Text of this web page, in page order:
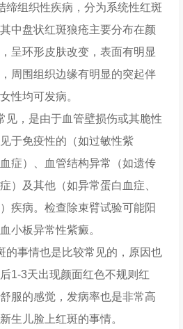
缔组织性疾病，分为系统性红斑
中盘状红斑狼疮主要分布在颜
呈环形皮肤改变，表面有明显
周围组织边缘有明显的突起伴
性均可发病。
，是由于血管壁损伤或其脆性
于免疫性的（如过敏性紫
症）、血管结构异常（如遗传
）及其他（如异常蛋白血症、
疾病。检查除束臂试验可能阳
小板异常性紫癜。
的事情也是比较常见的，原因也
1-3天出现颜面红色不规则红
服的感觉，发病率也是非常高
生儿脸上红斑的事情。